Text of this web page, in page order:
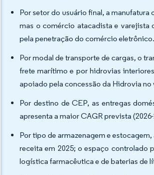
Por setor do usuário final, a
mas o comércio atacadista e varejista
pela penetração do comércio eletrônico.
Por modal de transporte de cargas, o
frete marítimo e por hidrovias
apoiado pela concessão da Hidrovia no
Por destino de CEP, as entregas
apresenta a maior CAGR prevista
Por tipo de armazenagem e
receita em 2025; o espaço controlado
logística farmacêutica e de baterias de